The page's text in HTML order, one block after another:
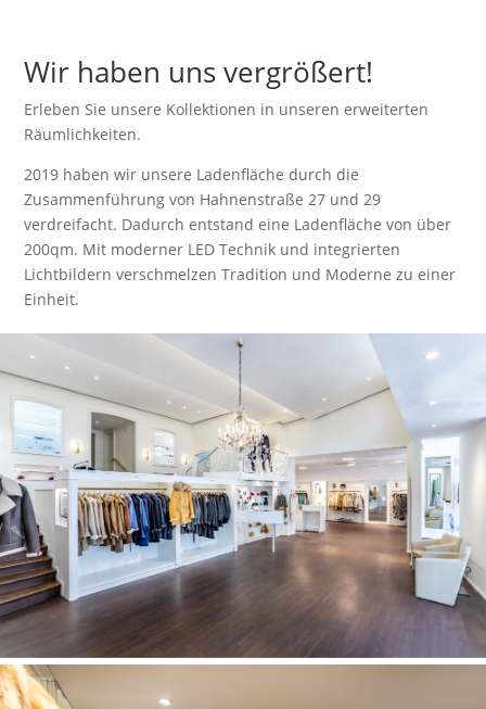
Wir haben uns vergrößert!
Erleben Sie unsere Kollektionen in unseren erweiterten
Räumlichkeiten.
2019 haben wir unsere Ladenfläche durch die
Zusammenführung von Hahnenstraße 27 und 29
verdreifacht. Dadurch entstand eine Ladenfläche von über
200qm. Mit moderner LED Technik und integrierten
Lichtbildern verschmelzen Tradition und Moderne zu einer
Einheit.